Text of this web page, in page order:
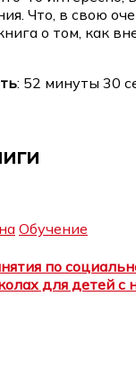
Что, в свою
о том, как
: 52 минуты 30
Обучение
по
для детей с